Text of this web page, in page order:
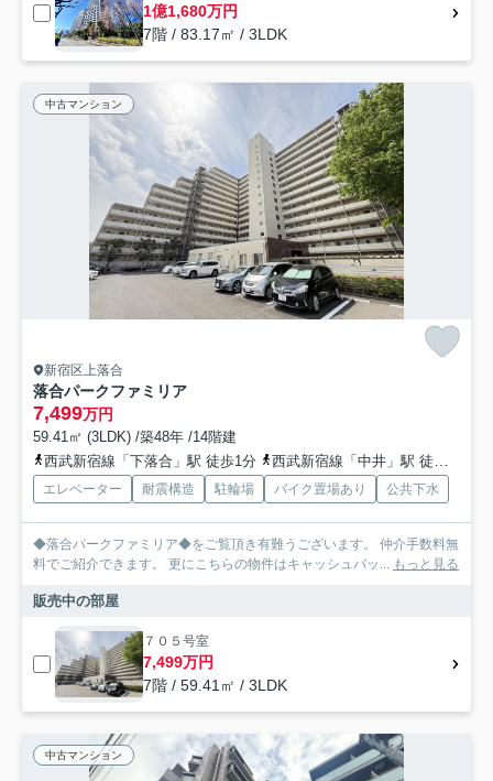
1億1,680万円
7階 / 83.17㎡ / 3LDK
中古マンション
新宿区上落合
落合パークファミリア
7,499万円
59.41㎡ (3LDK) /築48年 /14階建
西武新宿線「下落合」駅 徒歩1分
西武新宿線「中井」駅 徒歩11分
エレベーター 耐震構造 駐輪場 バイク置場あり 公共下水
◆落合パークファミリア◆をご覧頂き有難うございます。 仲介手数料無
料でご紹介できます。 更にこちらの物件はキャッシュバッ... もっと見る
販売中の部屋
７０５号室
7,499万円
7階 / 59.41㎡ / 3LDK
中古マンション